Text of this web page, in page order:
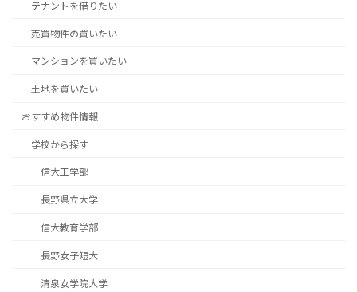
テナントを借りたい
売買物件の買いたい
マンションを買いたい
土地を買いたい
おすすめ物件情報
学校から探す
信大工学部
長野県立大学
信大教育学部
長野女子短大
清泉女学院大学